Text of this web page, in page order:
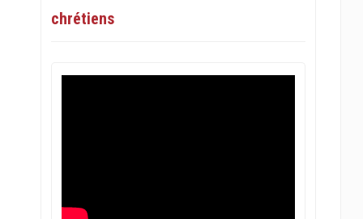
chrétiens